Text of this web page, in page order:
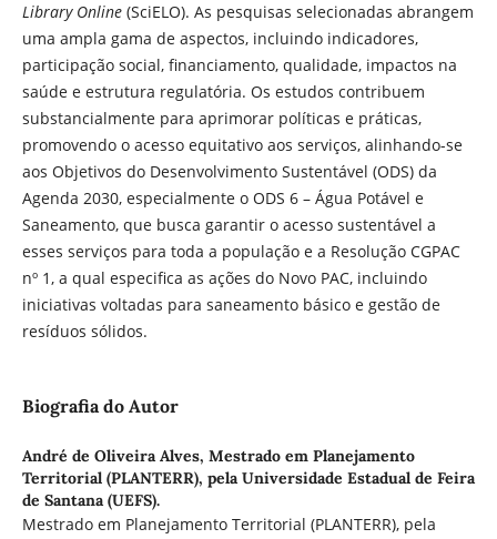
Library Online(SciELO). As pesquisas selecionadas abrangem
uma ampla gama de aspectos, incluindo indicadores,
participação social, financiamento, qualidade, impactos na
saúde e estrutura regulatória. Os estudos contribuem
substancialmente para aprimorar políticas e práticas,
promovendo o acesso equitativo aos serviços, alinhando-se
aos Objetivos do Desenvolvimento Sustentável (ODS) da
Agenda 2030, especialmente o ODS 6 – Água Potável e
Saneamento, que busca garantir o acesso sustentável a
esses serviços para toda a população e a Resolução CGPAC
nº 1, a qual especifica as ações do Novo PAC, incluindo
iniciativas voltadas para saneamento básico e gestão de
resíduos sólidos.
Biografia do Autor
André de Oliveira Alves, Mestrado em Planejamento
Territorial (PLANTERR), pela Universidade Estadual de Feira
de Santana (UEFS).
Mestrado em Planejamento Territorial (PLANTERR), pela